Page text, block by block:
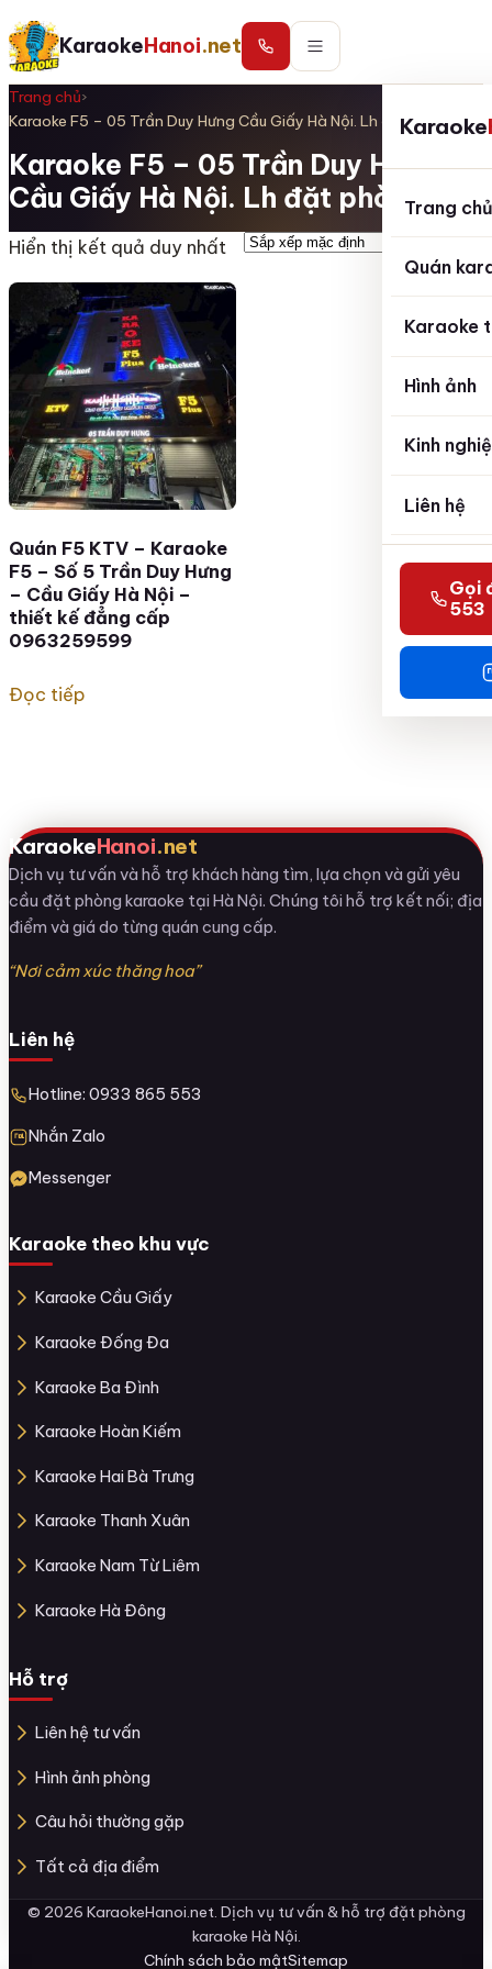
KaraokeHanoi.net
Karaoke
Trang chủ
Quán
Karaoke
Hình ảnh
Kinh
Liên hệ
Gọi
553
Trang chủ›
Karaoke F5 – 05 Trần Duy Hưng Cầu Giấy Hà Nội. Lh đặt phòng
Karaoke F5 – 05 Trần Duy Hưng
Cầu Giấy Hà Nội. Lh đặt phòng
Hiển thị kết quả duy nhất
Quán F5 KTV – Karaoke
F5 – Số 5 Trần Duy Hưng
– Cầu Giấy Hà Nội –
thiết kế đẳng cấp
0963259599
Đọc tiếp
KaraokeHanoi.net
Dịch vụ tư vấn và hỗ trợ khách hàng tìm, lựa chọn và gửi yêu
cầu đặt phòng karaoke tại Hà Nội. Chúng tôi hỗ trợ kết nối; địa
điểm và giá do từng quán cung cấp.
“Nơi cảm xúc thăng hoa”
Liên hệ
Hotline: 0933 865 553
Nhắn Zalo
Messenger
Karaoke theo khu vực
Karaoke Cầu Giấy
Karaoke Đống Đa
Karaoke Ba Đình
Karaoke Hoàn Kiếm
Karaoke Hai Bà Trưng
Karaoke Thanh Xuân
Karaoke Nam Từ Liêm
Karaoke Hà Đông
Hỗ trợ
Liên hệ tư vấn
Hình ảnh phòng
Câu hỏi thường gặp
Tất cả địa điểm
© 2026 KaraokeHanoi.net. Dịch vụ tư vấn & hỗ trợ đặt phòng
karaoke Hà Nội.
Chính sách bảo mậtSitemap